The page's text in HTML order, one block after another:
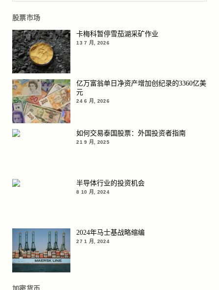
股票市场
卡梅科暂停雪茄湖采矿作业
13 7 月, 2026
亿万富翁单日净资产增加创纪录的3360亿美
元
24 6 月, 2026
如何交易泰国股票：外国投资者指南
21 9 月, 2025
半导体行业的投资机会
8 10 月, 2024
2024年马士基战略缩编
27 1 月, 2024
加密货币